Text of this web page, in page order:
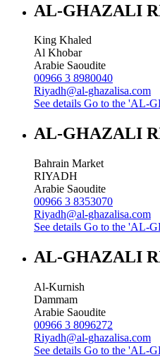
AL-GHAZALI
King Khaled
Al Khobar
Arabie Saoudite
00966 3 8980040
Riyadh@al-ghazalisa.com
See details Go to the 'AL-
AL-GHAZALI
Bahrain Market
RIYADH
Arabie Saoudite
00966 3 8353070
Riyadh@al-ghazalisa.com
See details Go to the 'AL-
AL-GHAZALI
Al-Kurnish
Dammam
Arabie Saoudite
00966 3 8096272
Riyadh@al-ghazalisa.com
See details Go to the 'AL-